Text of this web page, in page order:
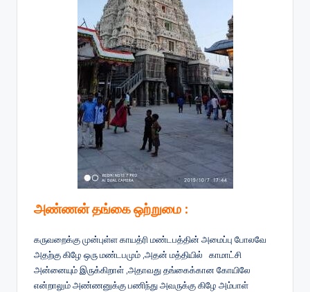
அண்ணன் தங்கை ஒற்றுமை :
கருவறைக்கு முன்புள்ள காயத்ரி மண்டபத்தின் அமைப்பு போலவே
அதற்கு கிழே ஒரு மண்டபமும் ,அதன் மத்தியில் காமாட்சி
அன்னையும் இருக்கிறாள் ,அதாவது தங்கைக்கான கோயிலே
என்றாலும் அண்ணனுக்கு பணிந்து அவருக்கு கிழே அம்பாள்